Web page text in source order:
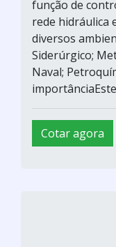
função de
rede hidráulica
diversos
Siderúrgico;
Naval;
Cotar agora